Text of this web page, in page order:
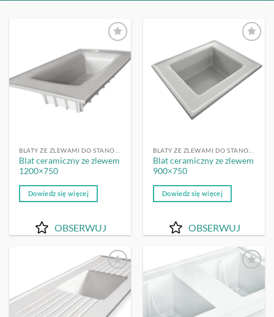
OBSERWUJ
BLATY ZE ZLEWAMI DO STANOWISK DO MYCIA
Blat ceramiczny ze zlewem
1200×750
Dowiedz się więcej
OBSERWUJ
OBSERWUJ
BLATY ZE ZLEWAMI DO STANOWISK DO MYCIA
Blat ceramiczny ze zlewem
900×750
Dowiedz się więcej
OBSERWUJ
OBSERWUJ